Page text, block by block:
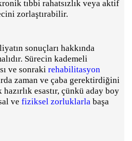
tıbbi rahatsızlık veya aktif
zorlaştırabilir.
sonuçları hakkında
Sürecin kademeli
ve sonraki rehabilitasyon
zaman ve çaba gerektirdiğini
esastır, çünkü aday boy
ve fiziksel zorluklarla başa